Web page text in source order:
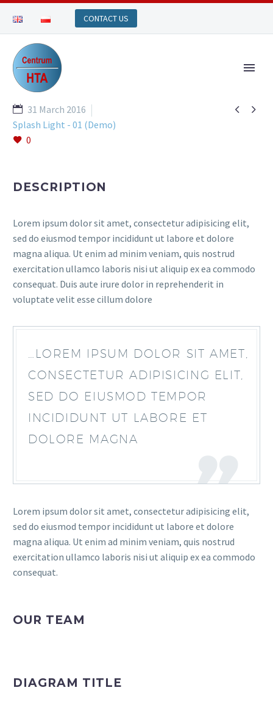
 
31 March 2016
Splash Light - 01 (Demo)
0
DESCRIPTION
Lorem ipsum dolor sit amet, consectetur adipisicing elit,
sed do eiusmod tempor incididunt ut labore et dolore
magna aliqua. Ut enim ad minim veniam, quis nostrud
exercitation ullamco laboris nisi ut aliquip ex ea commodo
consequat. Duis aute irure dolor in reprehenderit in
voluptate velit esse cillum dolore
…LOREM IPSUM DOLOR SIT AMET,
CONSECTETUR ADIPISICING ELIT,
SED DO EIUSMOD TEMPOR
INCIDIDUNT UT LABORE ET
DOLORE MAGNA
Lorem ipsum dolor sit amet, consectetur adipisicing elit,
sed do eiusmod tempor incididunt ut labore et dolore
magna aliqua. Ut enim ad minim veniam, quis nostrud
exercitation ullamco laboris nisi ut aliquip ex ea commodo
consequat.
OUR TEAM
DIAGRAM TITLE